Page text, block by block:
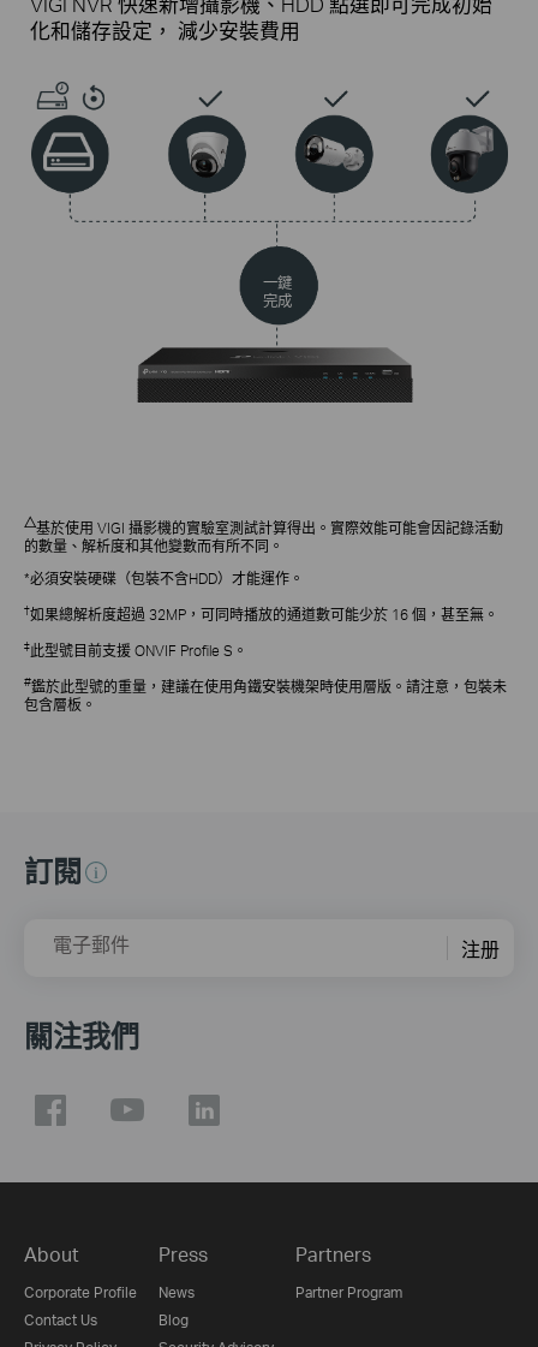
化和儲存設定， 減少安裝費用
一鍵
完成
△基於使用 VIGI 攝影機的實驗室測試計算得出。實際效能可能會因記錄活動
的數量、解析度和其他變數而有所不同。
*必須安裝硬碟（包裝不含HDD）才能運作。
†如果總解析度超過 32MP，可同時播放的通道數可能少於 16 個，甚至無。
‡此型號目前支援 ONVIF Profile S。
#鑑於此型號的重量，建議在使用角鐵安裝機架時使用層版。請注意，包裝未
包含層板。
訂閱
電子郵件 注册
關注我們
About
Corporate Profile
Contact Us
Press
News
Blog
Partners
Partner Program